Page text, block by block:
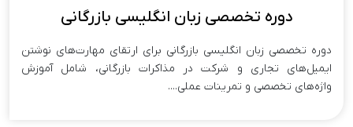
دوره تخصصی زبان انگلیسی بازرگانی
دوره تخصصی زبان انگلیسی بازرگانی برای ارتقای مهارت‌های نوشتن
ایمیل‌های تجاری و شرکت در مذاکرات بازرگانی، شامل آموزش
واژه‌های تخصصی و تمرینات عملی....